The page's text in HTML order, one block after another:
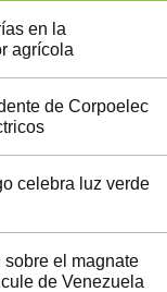
en la
agrícola
de Corpoelec
celebra luz verde
sobre el magnate
de Venezuela